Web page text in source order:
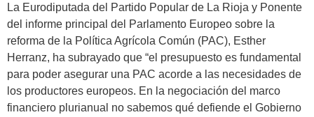
La Eurodiputada del Partido Popular de La Rioja y Ponente
del informe principal del Parlamento Europeo sobre la
reforma de la Política Agrícola Común (PAC), Esther
Herranz, ha subrayado que “el presupuesto es fundamental
para poder asegurar una PAC acorde a las necesidades de
los productores europeos. En la negociación del marco
financiero plurianual no sabemos qué defiende el Gobierno